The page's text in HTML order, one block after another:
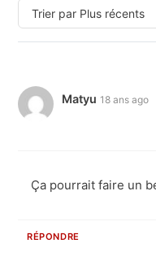
Matyu 18 ans ago
Ça pourrait faire un
RÉPONDRE